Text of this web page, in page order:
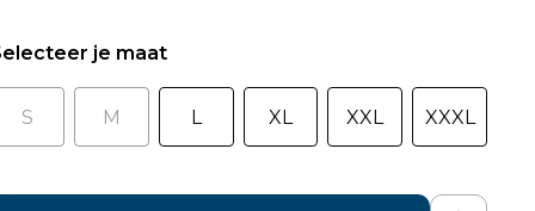
je maat
S M L XL XXL XXXL